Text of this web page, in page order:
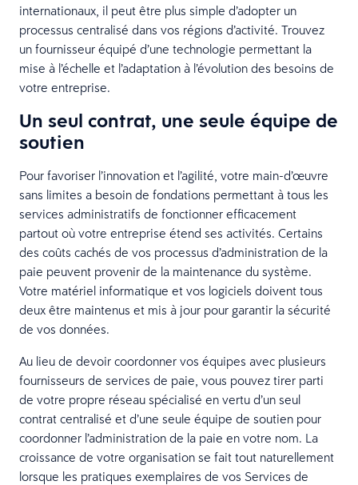
internationaux, il peut être plus simple d’adopter un
processus centralisé dans vos régions d’activité. Trouvez
un fournisseur équipé d’une technologie permettant la
mise à l’échelle et l’adaptation à l’évolution des besoins de
votre entreprise.
Un seul contrat, une seule équipe de
soutien
Pour favoriser l’innovation et l’agilité, votre main-d’œuvre
sans limites a besoin de fondations permettant à tous les
services administratifs de fonctionner efficacement
partout où votre entreprise étend ses activités. Certains
des coûts cachés de vos processus d’administration de la
paie peuvent provenir de la maintenance du système.
Votre matériel informatique et vos logiciels doivent tous
deux être maintenus et mis à jour pour garantir la sécurité
de vos données.
Au lieu de devoir coordonner vos équipes avec plusieurs
fournisseurs de services de paie, vous pouvez tirer parti
de votre propre réseau spécialisé en vertu d’un seul
contrat centralisé et d’une seule équipe de soutien pour
coordonner l’administration de la paie en votre nom. La
croissance de votre organisation se fait tout naturellement
lorsque les pratiques exemplaires de vos Services de